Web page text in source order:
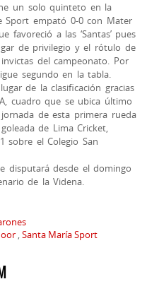
un solo quinteto en la
Sport empató 0-0 con Mater
favoreció a las ‘Santas’ pues
de privilegio y el rótulo de
del campeonato. Por
segundo en la tabla.
de la clasificación gracias
cuadro que se ubica último
de esta primera rueda
de Lima Cricket,
sobre el Colegio San
disputará desde el domingo
de la Videna.
,Santa María Sport